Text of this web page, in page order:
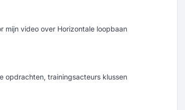
mijn video over Horizontale loopbaan
opdrachten, trainingsacteurs klussen